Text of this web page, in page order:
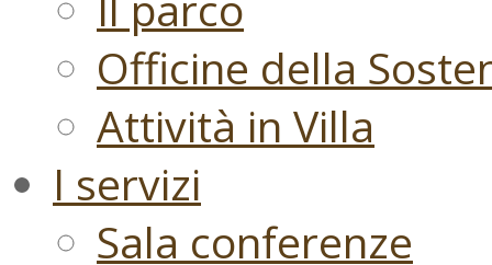
Officine della
Attività in Villa
I servizi
Sala conferenze